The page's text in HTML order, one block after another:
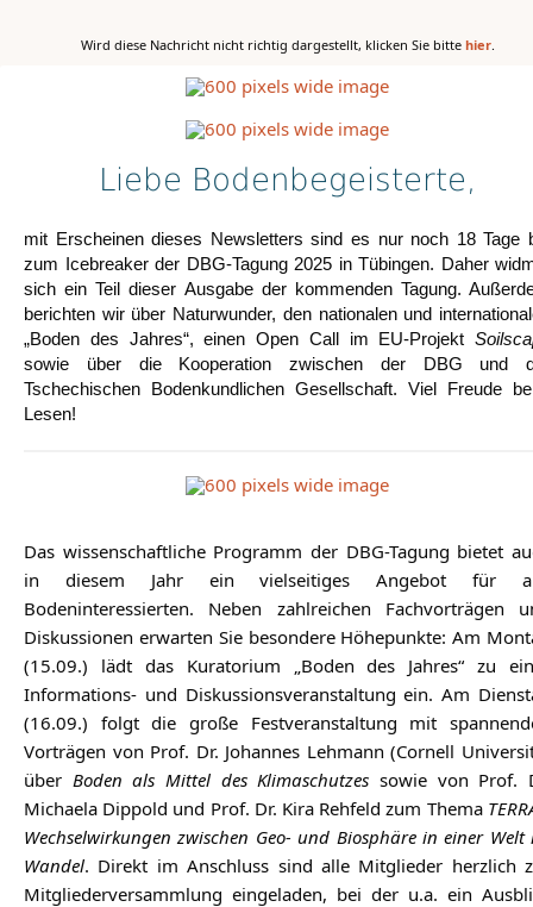
Wird diese Nachricht nicht richtig dargestellt, klicken Sie bitte hier.
Liebe Bodenbegeisterte,
mit Erscheinen dieses Newsletters sind es nur noch 18 Tage
zum Icebreaker der DBG-Tagung 2025 in Tübingen. Daher
sich ein Teil dieser Ausgabe der kommenden Tagung.
berichten wir über Naturwunder, den nationalen und
„Boden des Jahres“, einen Open Call im EU-Projekt
sowie über die Kooperation zwischen der DBG und
Tschechischen Bodenkundlichen Gesellschaft. Viel Freude
Lesen!
Das wissenschaftliche Programm der DBG-Tagung bietet
in diesem Jahr ein vielseitiges Angebot für
Bodeninteressierten. Neben zahlreichen Fachvorträgen
Diskussionen erwarten Sie besondere Höhepunkte: Am
(15.09.) lädt das Kuratorium „Boden des Jahres“ zu
Informations- und Diskussionsveranstaltung ein. Am
(16.09.) folgt die große Festveranstaltung mit
Vorträgen von Prof. Dr. Johannes Lehmann (Cornell
über Boden als Mittel des Klimaschutzes sowie von Prof.
Michaela Dippold und Prof. Dr. Kira Rehfeld zum Thema
Wechselwirkungen zwischen Geo- und Biosphäre in einer Welt
Wandel. Direkt im Anschluss sind alle Mitglieder herzlich
Mitgliederversammlung eingeladen, bei der u.a. ein